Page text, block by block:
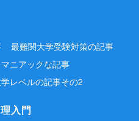
最難関大学受験対策の記事
マニアックな記事
レベルの記事その2
入門